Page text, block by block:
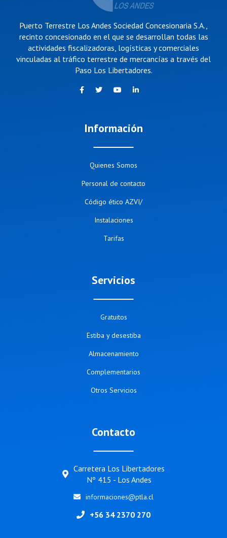
Puerto Terrestre Los Andes Sociedad Concesionaria S.A.,
recinto concesionado en el que se desarrollan todas las
actividades fiscalizadoras, logísticas y comerciales
vinculadas al tráfico terrestre de mercancías a través del
Paso Los Libertadores.
Información
Quienes Somos
Personal de contacto
Código ético AZVI/
Instalaciones
Tarifas
Servicios
Gratuitos
Estiba y desestiba
Almacenamiento
Complementarios
Otros Servicios
Contacto
Carretera Los Libertadores
Nº 415 - Los Andes
informaciones@ptla.cl
+56 34 2370 270